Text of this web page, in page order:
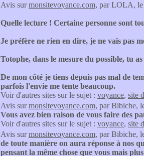
Avis surmonsitevoyance.com, par LOLA, le
Quelle lecture ! Certaine personne sont
Je préfère ne rien en dire, je ne vais pas
Totophe, dans le mesure du possible, tu
De mon côté je tiens depuis pas mal de
parfois l'envie me tente beaucoup.
Voir d'autres sites sur le sujet : voyance, site
Avis surmonsitevoyance.com, par Bibiche,
Vous avez bien raison de vous faire des
Voir d'autres sites sur le sujet : voyance, site
Avis surmonsitevoyance.com, par Bibiche,
de toute manière on aura réponse à nos
pensant la même chose que vous mais